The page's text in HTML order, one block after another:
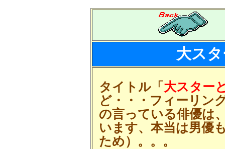
大ス
タイトル「 大スター
ど・・・フィーリン
の言っている俳優は
います、本当は男優
ため）。。。